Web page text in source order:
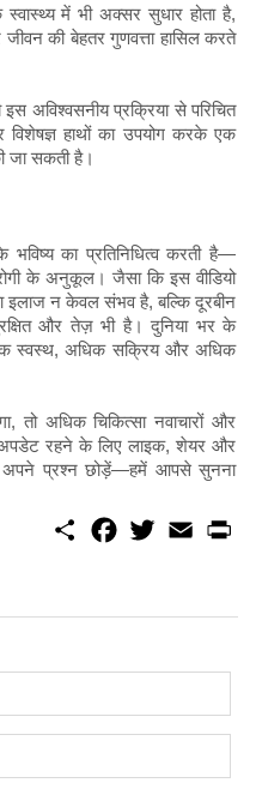
में भी अक्सर सुधार होता है,
की बेहतर गुणवत्ता हासिल करते
अविश्वसनीय प्रक्रिया से परिचित
हाथों का उपयोग करके एक
जा सकती है।
का प्रतिनिधित्व करती है—
के अनुकूल। जैसा कि इस वीडियो
इलाज न केवल संभव है, बल्कि दूरबीन
और तेज़ भी है। दुनिया भर के
एक स्वस्थ, अधिक सक्रिय और अधिक
तो अधिक चिकित्सा नवाचारों और
अपडेट रहने के लिए लाइक, शेयर और
अपने प्रश्न छोड़ें—हमें आपसे सुनना
S
o
w
e
m